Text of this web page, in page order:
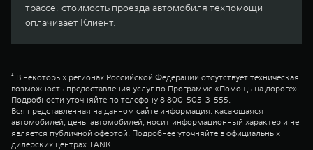
трассе, стоимость проезда автомобиля техпомощи
оплачивает Клиент.
¹ В некоторых регионах Российской Федерации отсутствует техническая
возможность предоставления услуг по Программе «Помощь на дороге».
Подробности уточняйте по телефону 8 800-505-3-555.
Вся представленная на данном сайте информация, касающаяся
автомобилей, цены автомобилей, носит информационный характер и не
является публичной офертой. Подробнее уточняйте в официальных
дилерских центрах TANK.